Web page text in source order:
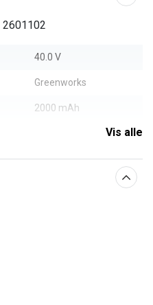
2601102
40.0 V
Greenworks
2000 mAh
Vis alle